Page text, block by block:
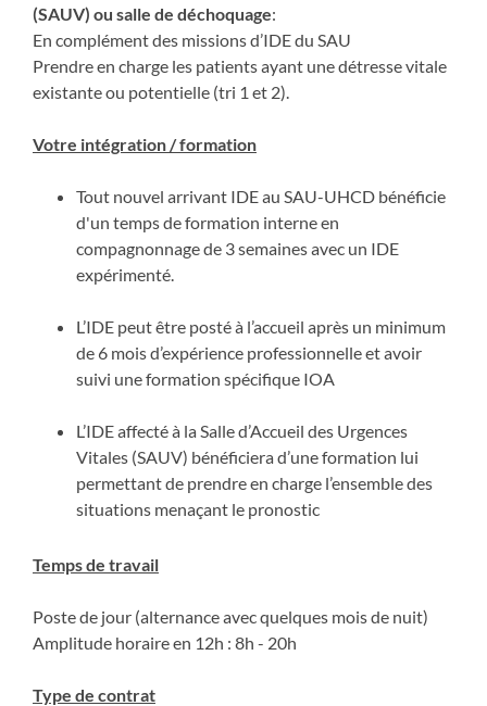
(SAUV) ou salle de déchoquage:
En complément des missions d’IDE du SAU
Prendre en charge les patients ayant une détresse vitale
existante ou potentielle (tri 1 et 2).
Votre intégration / formation
Tout nouvel arrivant IDE au SAU-UHCD bénéficie
d'un temps de formation interne en
compagnonnage de 3 semaines avec un IDE
expérimenté.
L’IDE peut être posté à l’accueil après un minimum
de 6 mois d’expérience professionnelle et avoir
suivi une formation spécifique IOA
L’IDE affecté à la Salle d’Accueil des Urgences
Vitales (SAUV) bénéficiera d’une formation lui
permettant de prendre en charge l’ensemble des
situations menaçant le pronostic
Temps de travail
Poste de jour (alternance avec quelques mois de nuit)
Amplitude horaire en 12h : 8h - 20h
Type de contrat